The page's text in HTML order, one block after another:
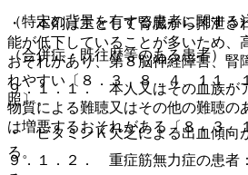
・ 本剤は主として腎臓から排泄さ
能が低下していることが多いため、
おそれがあり、第８脳神経障害、腎
れやすい〔８．３、８．４、１１．
照〕。
・ ビタミンＫ欠乏による出血傾向
る。
（特定の背景を有する患者に関する
（合併症・既往歴等のある患者）
９．１．１． 本人又はその血族が
物質による難聴又はその他の難聴の
は増悪するおそれがある〔８．３、
９．１．２． 重症筋無力症の患者